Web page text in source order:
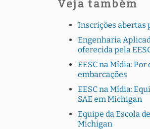
Veja também
Inscrições abertas
Engenharia
oferecida pela
EESC na Mídia:
embarcações
EESC na Mídia:
SAE em Michigan
Equipe da Escola
Michigan